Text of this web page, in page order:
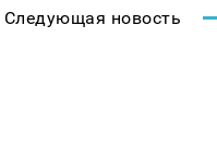
Следующая новость